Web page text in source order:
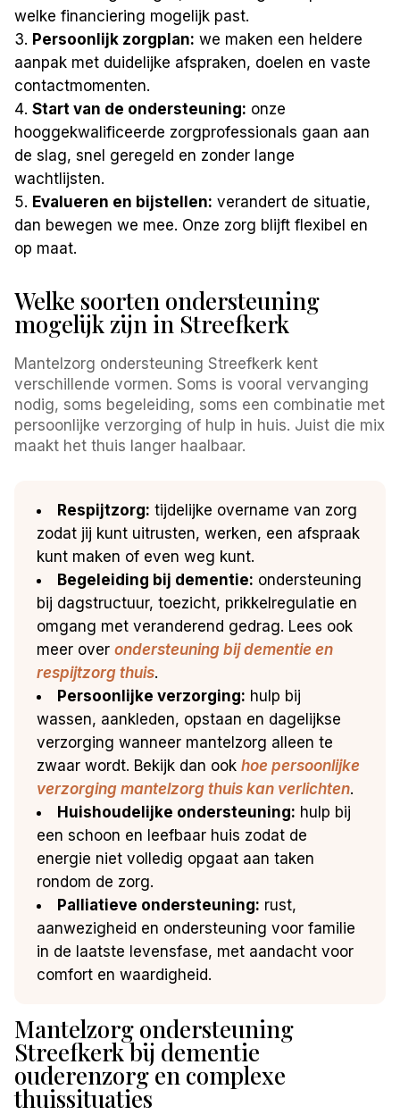
welke financiering mogelijk past.
Persoonlijk zorgplan: we maken een heldere
aanpak met duidelijke afspraken, doelen en vaste
contactmomenten.
Start van de ondersteuning: onze
hooggekwalificeerde zorgprofessionals gaan aan
de slag, snel geregeld en zonder lange
wachtlijsten.
Evalueren en bijstellen: verandert de situatie,
dan bewegen we mee. Onze zorg blijft flexibel en
op maat.
Welke soorten ondersteuning
mogelijk zijn in Streefkerk
Mantelzorg ondersteuning Streefkerk kent
verschillende vormen. Soms is vooral vervanging
nodig, soms begeleiding, soms een combinatie met
persoonlijke verzorging of hulp in huis. Juist die mix
maakt het thuis langer haalbaar.
Respijtzorg: tijdelijke overname van zorg
zodat jij kunt uitrusten, werken, een afspraak
kunt maken of even weg kunt.
Begeleiding bij dementie: ondersteuning
bij dagstructuur, toezicht, prikkelregulatie en
omgang met veranderend gedrag. Lees ook
meer overondersteuning bij dementie en
respijtzorg thuis.
Persoonlijke verzorging: hulp bij
wassen, aankleden, opstaan en dagelijkse
verzorging wanneer mantelzorg alleen te
zwaar wordt. Bekijk dan ookhoe persoonlijke
verzorging mantelzorg thuis kan verlichten.
Huishoudelijke ondersteuning: hulp bij
een schoon en leefbaar huis zodat de
energie niet volledig opgaat aan taken
rondom de zorg.
Palliatieve ondersteuning: rust,
aanwezigheid en ondersteuning voor familie
in de laatste levensfase, met aandacht voor
comfort en waardigheid.
Mantelzorg ondersteuning
Streefkerk bij dementie
ouderenzorg en complexe
thuissituaties